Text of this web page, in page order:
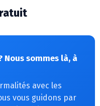
Nous sommes là, à
avec les
vous guidons par